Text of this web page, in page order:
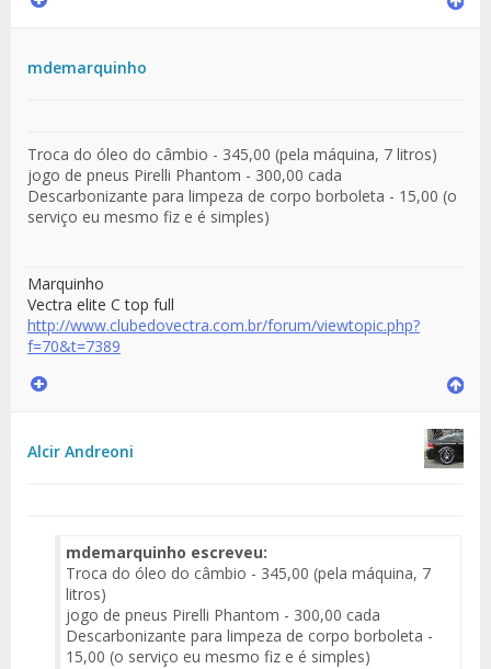
mdemarquinho
Troca do óleo do câmbio - 345,00 (pela máquina, 7 litros)
jogo de pneus Pirelli Phantom - 300,00 cada
Descarbonizante para limpeza de corpo borboleta - 15,00 (o
serviço eu mesmo fiz e é simples)
Marquinho
Vectra elite C top full
http://www.clubedovectra.com.br/forum/viewtopic.php?
f=70&t=7389
Alcir Andreoni
mdemarquinho escreveu:
Troca do óleo do câmbio - 345,00 (pela máquina, 7
litros)
jogo de pneus Pirelli Phantom - 300,00 cada
Descarbonizante para limpeza de corpo borboleta -
15,00 (o serviço eu mesmo fiz e é simples)